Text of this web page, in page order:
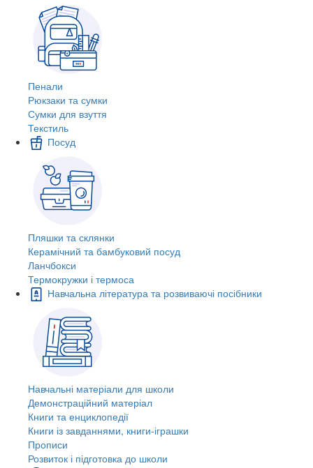
Пенали
Рюкзаки та сумки
Сумки для взуття
Текстиль
Посуд
Пляшки та склянки
Керамічний та бамбуковий посуд
Ланчбокси
Термокружки і термоса
Навчальна література та розвиваючі посібники
Навчальні матеріали для школи
Демонстраційний матеріал
Книги та енциклопедії
Книги із завданнями, книги-іграшки
Прописи
Розвиток і підготовка до школи